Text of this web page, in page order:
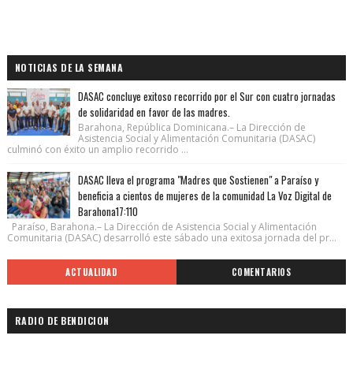
NOTICIAS DE LA SEMANA
DASAC concluye exitoso recorrido por el Sur con cuatro jornadas
de solidaridad en favor de las madres.
Barahona, República Dominicana.– La Dirección de
Asistencia Social y Alimentación Comunitaria (DASAC)
culminó con éxito un amplio recorrido ...
DASAC lleva el programa "Madres que Sostienen" a Paraíso y
beneficia a cientos de mujeres de la comunidad La Voz Digital de
Barahona17:110
Paraíso, Barahona.– La Dirección de Asistencia Social y Alimentación
Comunitaria (DASAC) desarrolló este sábado una exitosa jornada del pr...
ACTUALIDAD COMENTARIOS
RADIO DE BENDICION